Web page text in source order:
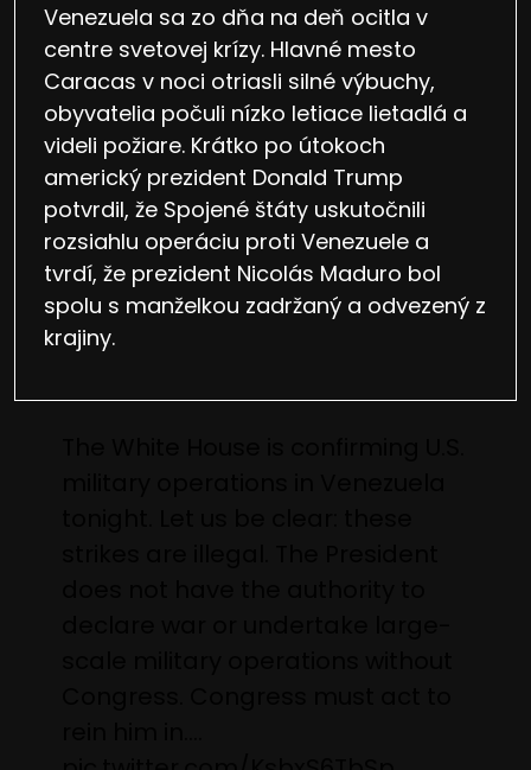
Venezuela sa zo dňa na deň ocitla v
centre svetovej krízy. Hlavné mesto
Caracas v noci otriasli silné výbuchy,
obyvatelia počuli nízko letiace lietadlá a
videli požiare. Krátko po útokoch
americký prezident Donald Trump
potvrdil, že Spojené štáty uskutočnili
rozsiahlu operáciu proti Venezuele a
tvrdí, že prezident Nicolás Maduro bol
spolu s manželkou zadržaný a odvezený z
krajiny.